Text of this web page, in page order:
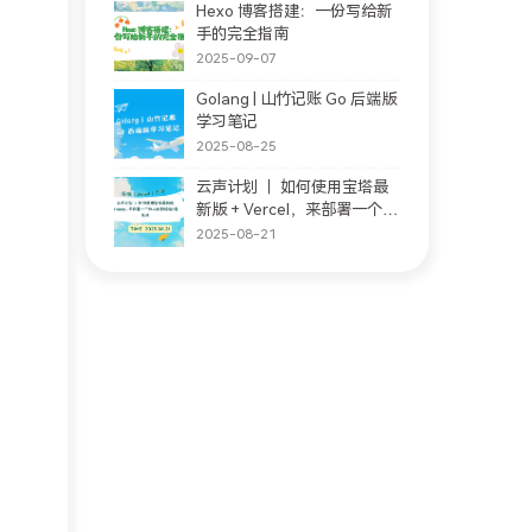
Hexo 博客搭建：一份写给新
手的完全指南
2025-09-07
Golang | 山竹记账 Go 后端版
学习笔记
2025-08-25
云声计划 ｜ 如何使用宝塔最
新版 + Vercel，来部署一个私
人的影视站 + 音乐站
2025-08-21